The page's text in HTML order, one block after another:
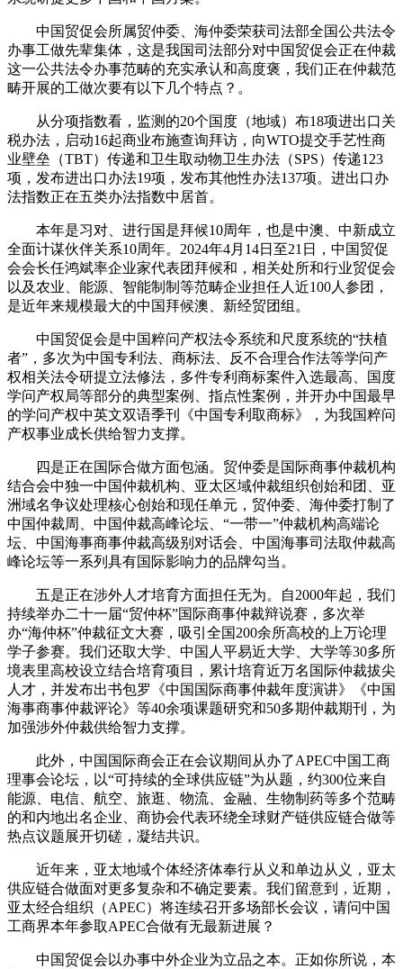
中国贸促会所属贸仲委、海仲委荣获司法部全国公共法令
办事工做先辈集体，这是我国司法部分对中国贸促会正在仲裁
这一公共法令办事范畴的充实承认和高度褒，我们正在仲裁范
畴开展的工做次要有以下几个特点？。
从分项指数看，监测的20个国度（地域）布18项进出口关
税办法，启动16起商业布施查询拜访，向WTO提交手艺性商
业壁垒（TBT）传递和卫生取动物卫生办法（SPS）传递123
项，发布进出口办法19项，发布其他性办法137项。进出口办
法指数正在五类办法指数中居首。
本年是习对、进行国是拜候10周年，也是中澳、中新成立
全面计谋伙伴关系10周年。2024年4月14日至21日，中国贸促
会会长任鸿斌率企业家代表团拜候和，相关处所和行业贸促会
以及农业、能源、智能制制等范畴企业担任人近100人参团，
是近年来规模最大的中国拜候澳、新经贸团组。
中国贸促会是中国粹问产权法令系统和尺度系统的“扶植
者”，多次为中国专利法、商标法、反不合理合作法等学问产
权相关法令研提立法修法，多件专利商标案件入选最高、国度
学问产权局等部分的典型案例、指点性案例，并开办中国最早
的学问产权中英文双语季刊《中国专利取商标》，为我国粹问
产权事业成长供给智力支撑。
四是正在国际合做方面包涵。贸仲委是国际商事仲裁机构
结合会中独一中国仲裁机构、亚太区域仲裁组织创始和团、亚
洲域名争议处理核心创始和现任单元，贸仲委、海仲委打制了
中国仲裁周、中国仲裁高峰论坛、“一带一”仲裁机构高端论
坛、中国海事商事仲裁高级别对话会、中国海事司法取仲裁高
峰论坛等一系列具有国际影响力的品牌勾当。
五是正在涉外人才培育方面担任无为。自2000年起，我们
持续举办二十一届“贸仲杯”国际商事仲裁辩说赛，多次举
办“海仲杯”仲裁征文大赛，吸引全国200余所高校的上万论理
学子参赛。我们还取大学、中国人平易近大学、大学等30多所
境表里高校设立结合培育项目，累计培育近万名国际仲裁拔尖
人才，并发布出书包罗《中国国际商事仲裁年度演讲》《中国
海事商事仲裁评论》等40余项课题研究和50多期仲裁期刊，为
加强涉外仲裁供给智力支撑。
此外，中国国际商会正在会议期间从办了APEC中国工商
理事会论坛，以“可持续的全球供应链”为从题，约300位来自
能源、电信、航空、旅逛、物流、金融、生物制药等多个范畴
的和内地出名企业、商协会代表环绕全球财产链供应链合做等
热点议题展开切磋，凝结共识。
近年来，亚太地域个体经济体奉行从义和单边从义，亚太
供应链合做面对更多复杂和不确定要素。我们留意到，近期，
亚太经合组织（APEC）将连续召开多场部长会议，请问中国
工商界本年参取APEC合做有无最新进展？
中国贸促会以办事中外企业为立品之本。正如你所说，本